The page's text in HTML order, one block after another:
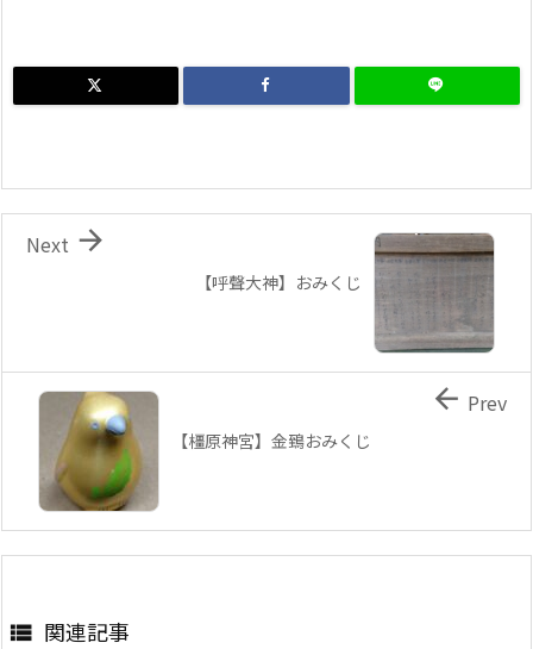
【呼聲大神】おみくじ

Next
【橿原神宮】金鵄おみくじ
 Prev
 関連記事